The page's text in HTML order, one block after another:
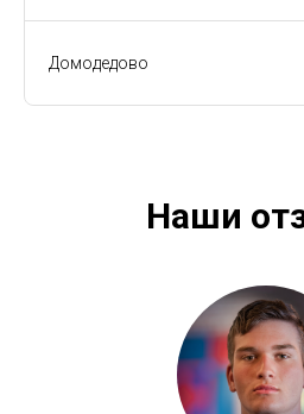
Домодедово
Наши